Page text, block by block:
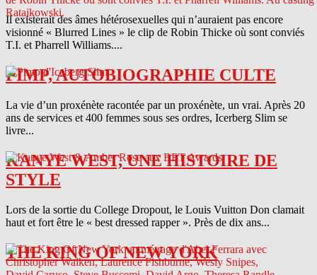
Il existerait des âmes hétérosexuelles qui n’auraient pas encore
visionné « Blurred Lines » le clip de Robin Thicke où sont conviés
T.I. et Pharrell Williams....
PIMP, AUTOBIOGRAPHIE CULTE
La vie d’un proxénète racontée par un proxénète, un vrai. Après 20
ans de services et 400 femmes sous ses ordres, Icerberg Slim se
livre...
KANYE WEST, UNE HISTOIRE DE
STYLE
Lors de la sortie du College Dropout, le Louis Vuitton Don clamait
haut et fort être le « best dressed rapper ». Près de dix ans...
THE KING OF NEW YORK